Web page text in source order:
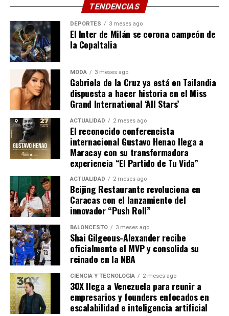
emergencia, la empresa de telecomunicaciones habilitó
3 puntos de WiFi gratuito, en los refugios ubicados en
el Polideportivo José María Vargas (Maiquetía), el
Estadio César Nieves (Catia La Mar) y el Refugio Abuelos
y Abuelas (Sector Aeropuerto). De igual manera, la
iniciativa se extendió a la ciudad de Caracas, dotando de
WiFi gratuito a la Unidad de Cuidados Intensivos (UCI)
del Hospital Domingo Luciani.
Actualmente, las cuadrillas se mantienen desplegadas
en el terreno, realizando labores de monitoreo y
optimización para asegurar la estabilidad de las
comunicaciones en las zonas afectadas. De esta manera,
Movistar reafirma su compromiso de acompañar a la
sociedad
venezolana, brindando soluciones para garantizar que
las comunidades se mantengan conectadas cuando más
lo necesitan.
TENDENCIAS
DEPORTES 3 meses ago
El Inter de Milán se corona campeón de
la CopaItalia
MODA 3 meses ago
Gabriela de la Cruz ya está en Tailandia
dispuesta a hacer historia en el Miss
Grand International ‘All Stars’
ACTUALIDAD 2 meses ago
El reconocido conferencista
internacional Gustavo Henao llega a
Maracay con su transformadora
experiencia “El Partido de Tu Vida”
ACTUALIDAD 2 meses ago
Beijing Restaurante revoluciona en
Caracas con el lanzamiento del
innovador “Push Roll”
BALONCESTO 3 meses ago
Shai Gilgeous-Alexander recibe
oficialmente el MVP y consolida su
reinado en la NBA
CIENCIA Y TECNOLOGÍA 2 meses ago
30X llega a Venezuela para reunir a
empresarios y founders enfocados en
escalabilidad e inteligencia artificial